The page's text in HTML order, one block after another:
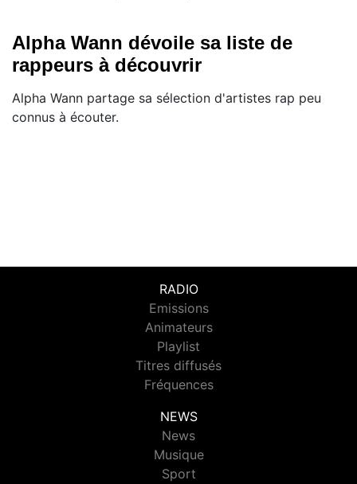
Alpha Wann dévoile sa liste de
rappeurs à découvrir
Alpha Wann partage sa sélection d'artistes rap peu
connus à écouter.
RADIO
Emissions
Animateurs
Playlist
Titres diffusés
Fréquences
NEWS
News
Musique
Sport